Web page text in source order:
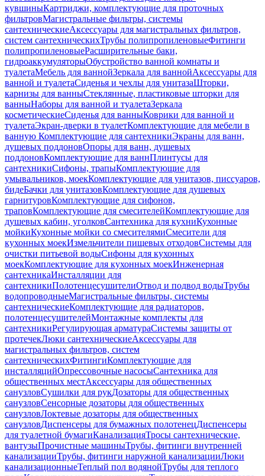
кувшиныКартриджи, комплектующие для проточных
фильтровМагистральные фильтры, системы
сантехническиеАксессуары для магистральных фильтров,
систем сантехническихТрубы полипропиленовыеФитинги
полипропиленовыеРасширительные баки,
гидроаккумуляторыОбустройство ванной комнаты и
туалетаМебель для ваннойЗеркала для ваннойАксессуары для
ванной и туалетаСиденья и чехлы для унитазаШторки,
карнизы для ванныСтеклянные, пластиковые шторки для
ванныНаборы для ванной и туалетаЗеркала
косметическиеСиденья для ванныКоврики для ванной и
туалетаЭкран-дверки в туалетКомплектующие для мебели в
ванную Комплектующие для сантехникиЭкраны для ванн,
душевых поддоновОпоры для ванн, душевых
поддоновКомплектующие для ваннПлинтусы для
сантехникиСифоны, трапыКомплектующие для
умывальников, моекКомплектующие для унитазов, писсуаров,
бидеБачки для унитазовКомплектующие для душевых
гарнитуровКомплектующие для сифонов,
траповКомплектующие для смесителейКомплектующие для
душевых кабин, уголковСантехника для кухниКухонные
мойкиКухонные мойки со смесителямиСмесители для
кухонных моекИзмельчители пищевых отходовСистемы для
очистки питьевой водыСифоны для кухонных
моекКомплектующие для кухонных моекИнженерная
сантехникаИнсталляции для
сантехникиПолотенцесушителиОтвод и подвод водыТрубы
водопроводныеМагистральные фильтры, системы
сантехническиеКомплектующие для радиаторов,
полотенцесушителейМонтажные комплекты для
сантехникиРегулирующая арматураСистемы защиты от
протечекЛюки сантехническиеАксессуары для
магистральных фильтров, систем
сантехническихФитингиКомплектующие для
инсталляцийОпрессовочные насосыСантехника для
общественных местАксессуары для общественных
санузловСушилки для рукДозаторы для общественных
санузловСенсорные дозаторы для общественных
санузловЛоктевые дозаторы для общественных
санузловДиспенсеры для бумажных полотенецДиспенсеры
для туалетной бумагиКанализацияТросы сантехнические,
вантузыПрочистные машиныТрубы, фитинги внутренней
канализацииТрубы, фитинги наружной канализацииЛюки
канализационныеТеплый пол водянойТрубы для теплого